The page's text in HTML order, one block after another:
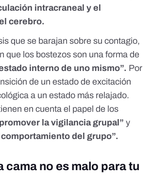
intracraneal y el
cerebro.
que se barajan sobre su contagio,
que los bostezos son una forma de
interno de uno mismo”. Por
de un estado de excitación
a un estado más relajado.
en cuenta el papel de los
la vigilancia grupal” y
del grupo”.
cama no es malo para tu